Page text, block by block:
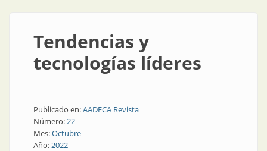
Tendencias y
tecnologías líderes
Publicado en:AADECA Revista
Número:22
Mes:Octubre
Año:2022